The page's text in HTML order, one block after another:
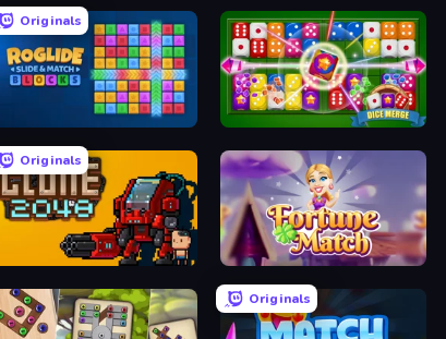
Originals
Roglide: Slide & Match Blocks
Originals
Clone2048 Fortune Match
Originals